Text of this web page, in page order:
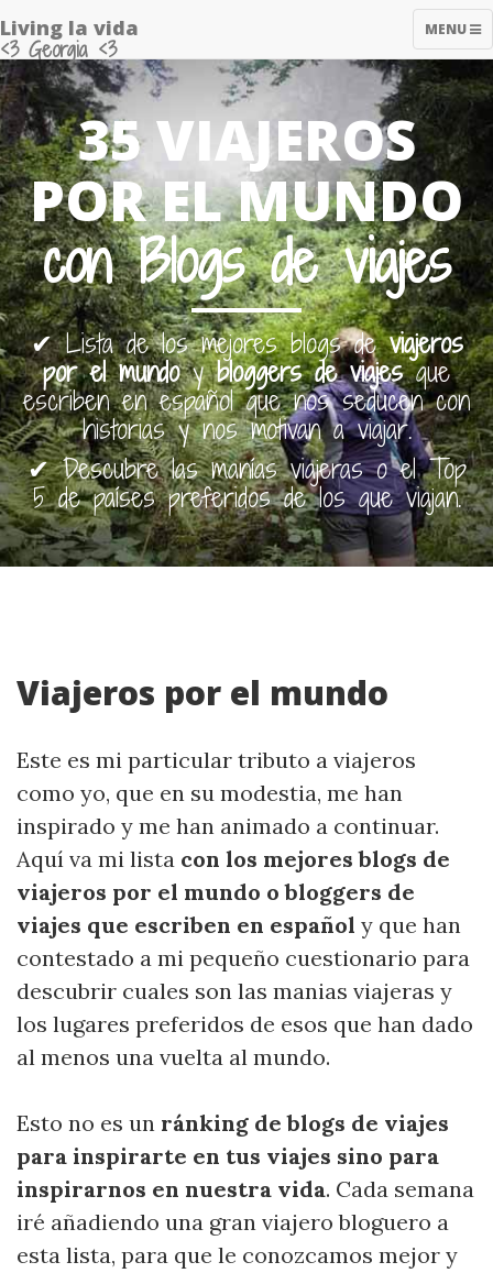
TOGGLE
MENU
Living la vida
<3 Georgia <3
35 VIAJEROS
POR EL MUNDO
con Blogs de viajes
✔ Lista de los mejores blogs deviajeros
por el mundoybloggers de viajesque
escriben en español que nos seducen con
historias y nos motivan a viajar.
✔ Descubre las manías viajeras o el Top
5 de países preferidos de los que viajan.
Viajeros por el mundo
Este es mi particular tributo a viajeros
como yo, que en su modestia, me han
inspirado y me han animado a continuar.
Aquí va mi lista con los mejores blogs de
viajeros por el mundo o bloggers de
viajes que escriben en español y que han
contestado a mi pequeño cuestionario para
descubrir cuales son las manias viajeras y
los lugares preferidos de esos que han dado
al menos una vuelta al mundo.
Esto no es un ránking de blogs de viajes
para inspirarte en tus viajes sino para
inspirarnos en nuestra vida. Cada semana
iré añadiendo una gran viajero bloguero a
esta lista, para que le conozcamos mejor y